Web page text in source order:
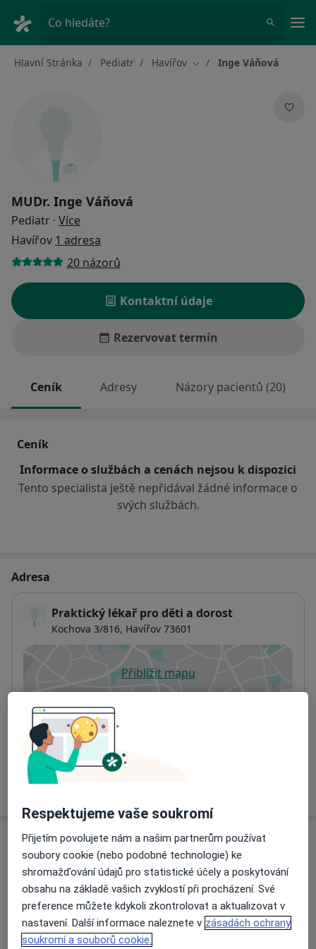
Co hledáte?
Hlavní Stránka Pediatr Havířov Změna města
Inge Váňová
MUDr. Inge Váňová
Pediatr · Více
Havířov 1 adresa
20 názorů
Kontaktní údaje
Rezervovat termín
Ceník Adresy Názory pacientů (20)
Ceník
Informace o službách a cenách nejsou k dispozici
Tento specialista ještě nepřidával žádné informace o
svých službách.
Adresa
Praktický lékař pro děti a dorost
Kochova 3/816, Havířov 73601
Přiblížit mapuse otevře v nové záložce
Dostupnost
Na této adrese online kalendář není aktivní
Co mám v takové situaci udělat?
Názory
Přidejte svůj názor
20 názorů
Respektujeme vaše soukromí
Přijetím povolujete nám a našim partnerům používat
soubory cookie (nebo podobné technologie) ke
shromažďování údajů pro statistické účely a poskytování
obsahu na základě vašich zvyklostí při procházení. Své
preference můžete kdykoli zkontrolovat a aktualizovat v
nastavení. Další informace naleznete v zásadách ochrany
soukromí a souborů cookie.